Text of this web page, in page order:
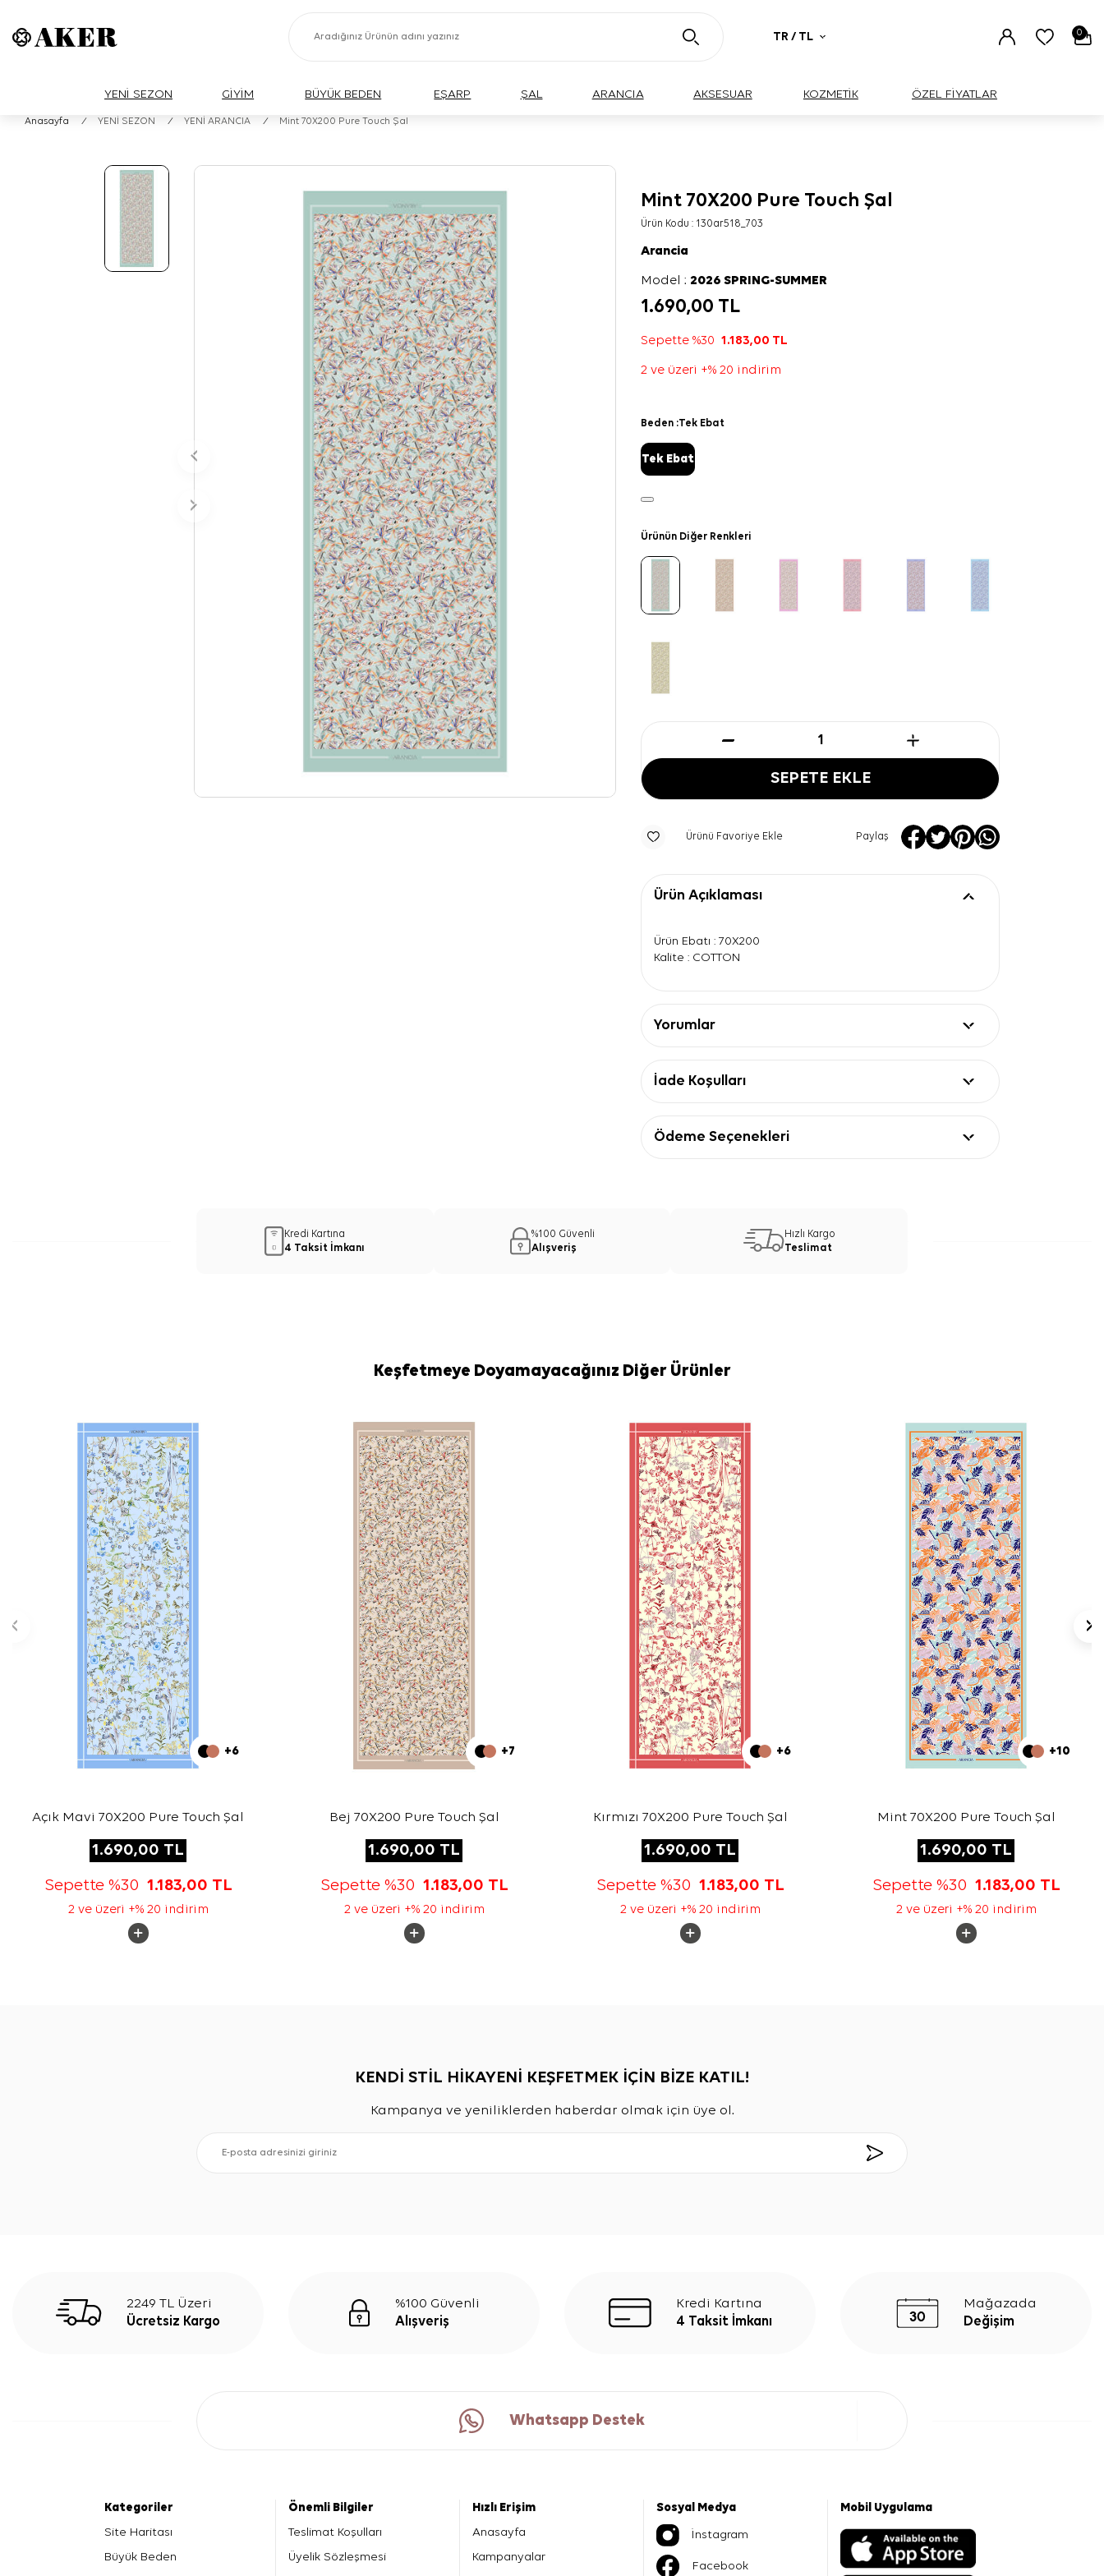
TR / TL 0
YENİ SEZON GİYİM BÜYÜK BEDEN EŞARP ŞAL ARANCIA AKSESUAR KOZMETİK ÖZEL FİYATLAR
Anasayfa / YENİ SEZON / YENİ ARANCIA / Mint 70X200 Pure Touch Şal
Mint 70X200 Pure Touch Şal
Ürün Kodu : 130ar518_703
Arancia
Model :2026 SPRING-SUMMER
1.690,00 TL
Sepette %301.183,00 TL
2 ve üzeri +% 20 indirim
Beden :Tek Ebat
Tek Ebat
Ürünün Diğer Renkleri
SEPETE EKLE
Ürünü Favoriye Ekle Paylaş
Ürün Açıklaması
Ürün Ebatı : 70X200
Kalite : COTTON
Yorumlar
İade Koşulları
Ödeme Seçenekleri
Kredi Kartına
4 Taksit İmkanı
%100 Güvenli
Alışveriş
Hızlı Kargo
Teslimat
Keşfetmeye Doyamayacağınız Diğer Ürünler
+6
Açık Mavi 70X200 Pure Touch Şal
1.690,00 TL
Sepette %30 1.183,00 TL
2 ve üzeri +% 20 indirim
+7
Bej 70X200 Pure Touch Şal
1.690,00 TL
Sepette %30 1.183,00 TL
2 ve üzeri +% 20 indirim
+6
Kırmızı 70X200 Pure Touch Şal
1.690,00 TL
Sepette %30 1.183,00 TL
2 ve üzeri +% 20 indirim
+10
Mint 70X200 Pure Touch Şal
1.690,00 TL
Sepette %30 1.183,00 TL
2 ve üzeri +% 20 indirim
KENDİ STİL HİKAYENİ KEŞFETMEK İÇİN BİZE KATIL!
Kampanya ve yeniliklerden haberdar olmak için üye ol.
2249 TL Üzeri
Ücretsiz Kargo
%100 Güvenli
Alışveriş
Kredi Kartına
4 Taksit İmkanı
Mağazada
Değişim
Whatsapp Destek
Kategoriler
Site Haritası
Büyük Beden
Önemli Bilgiler
Teslimat Koşulları
Üyelik Sözleşmesi
Hızlı Erişim
Anasayfa
Kampanyalar
Sosyal Medya
İnstagram
Facebook
Mobil Uygulama